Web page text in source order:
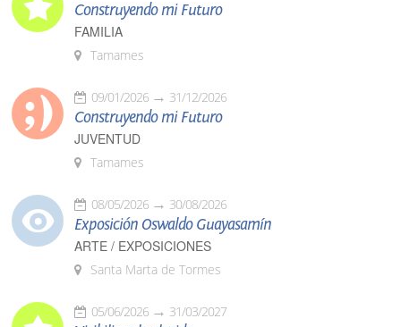
Construyendo mi Futuro
FAMILIA
Tamames
09/01/2026 31/12/2026
Construyendo mi Futuro
JUVENTUD
Tamames
08/05/2026 30/08/2026
Exposición Oswaldo Guayasamín
ARTE / EXPOSICIONES
Santa Marta de Tormes
05/06/2026 31/03/2027